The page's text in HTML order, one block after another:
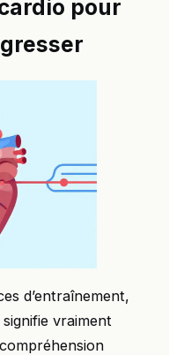
pour
d’entraînement,
vraiment